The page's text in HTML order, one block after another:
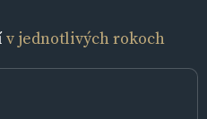
v jednotlivých rokoch